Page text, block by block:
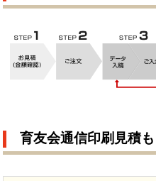
育友会通信印刷見積